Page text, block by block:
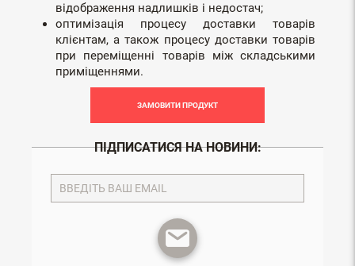
відображення надлишків і недостач;
оптимізація процесу доставки товарів
клієнтам, а також процесу доставки товарів
при переміщенні товарів між складськими
приміщеннями.
ЗАМОВИТИ ПРОДУКТ
ПІДПИСАТИСЯ НА НОВИНИ: